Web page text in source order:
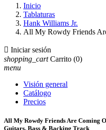
Inicio
Tablaturas
Hank Williams Jr.
All My Rowdy Friends
 Iniciar sesión
shopping_cart Carrito (0)
menu
Visión general
Catálogo
Precios
All My Rowdy Friends Are Coming
Guitars, Bass & Backing Track